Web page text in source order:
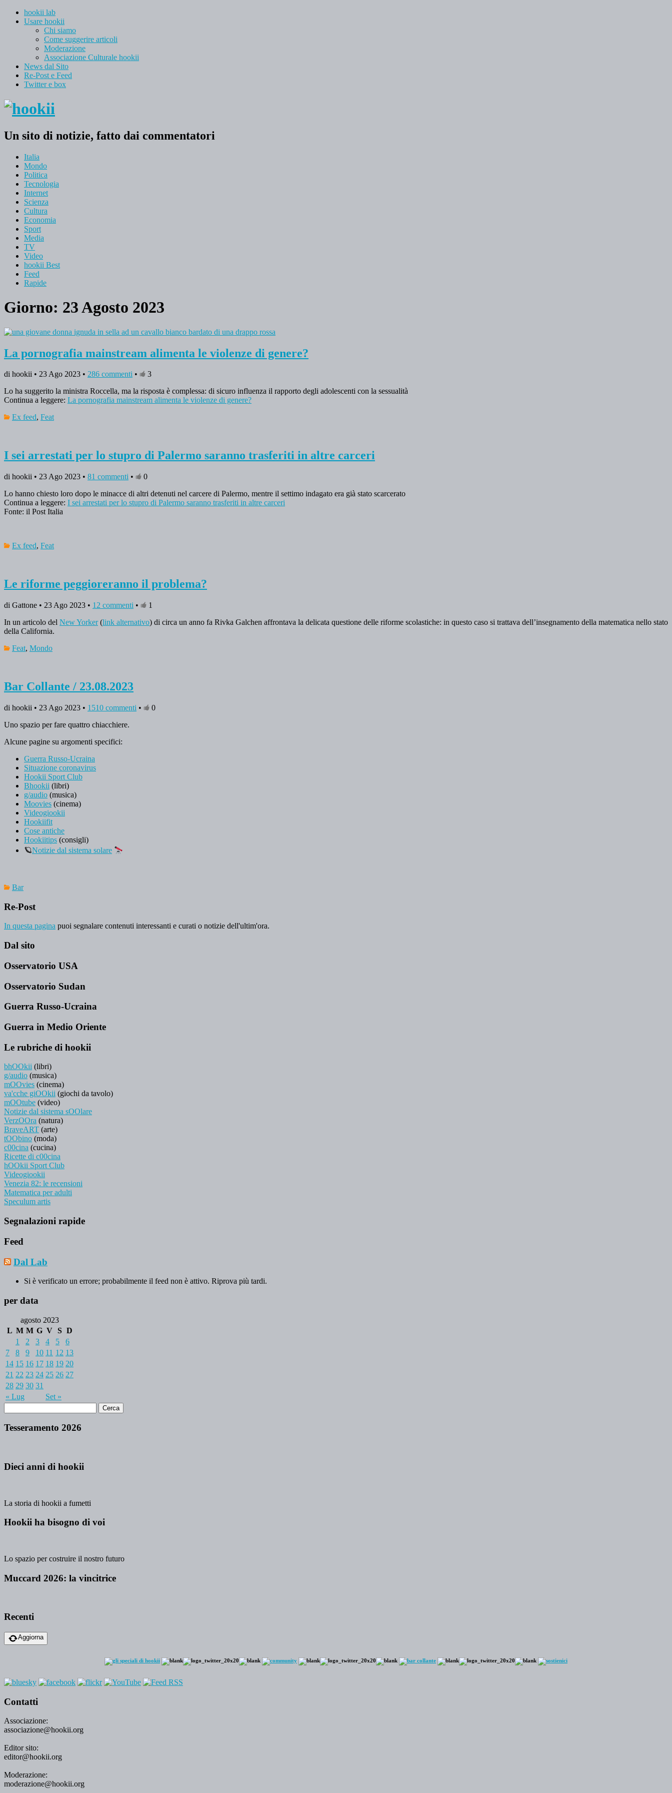
hookii lab
Usare hookii
Chi siamo
Come suggerire articoli
Moderazione
Associazione Culturale hookii
News dal Sito
Re-Post e Feed
Twitter e box
Un sito di notizie, fatto dai commentatori
Italia
Mondo
Politica
Tecnologia
Internet
Scienza
Cultura
Economia
Sport
Media
TV
Video
hookii Best
Feed
Rapide
Giorno: 23 Agosto 2023
La pornografia mainstream alimenta le violenze di genere?
di hookii • 23 Ago 2023 • 286 commenti •
3
Lo ha suggerito la ministra Roccella, ma la risposta è complessa: di sicuro influenza il rapporto degli adolescenti con la sessualità
Continua a leggere: La pornografia mainstream alimenta le violenze di genere?
Ex feed, Feat
I sei arrestati per lo stupro di Palermo saranno trasferiti in altre carceri
di hookii • 23 Ago 2023 • 81 commenti •
0
Lo hanno chiesto loro dopo le minacce di altri detenuti nel carcere di Palermo, mentre il settimo indagato era già stato scarcerato
Continua a leggere: I sei arrestati per lo stupro di Palermo saranno trasferiti in altre carceri
Fonte: il Post Italia
Ex feed, Feat
Le riforme peggioreranno il problema?
di Gattone • 23 Ago 2023 • 12 commenti •
1
In un articolo del New Yorker(link alternativo) di circa un anno fa Rivka Galchen affrontava la delicata questione delle riforme scolastiche: in questo caso si trattava dell’insegnamento della matematica nello stato
della California.
Feat, Mondo
Bar Collante / 23.08.2023
di hookii • 23 Ago 2023 • 1510 commenti •
0
Uno spazio per fare quattro chiacchiere.
Alcune pagine su argomenti specifici:
Guerra Russo-Ucraina
Situazione coronavirus
Hookii Sport Club
Bhookii (libri)
g/audio (musica)
Moovies (cinema)
Videogiookii
Hookiifit
Cose antiche
Hookiitips (consigli)
🪐Notizie dal sistema solare
Bar
Re-Post
In questa pagina puoi segnalare contenuti interessanti e curati o notizie dell'ultim'ora.
Dal sito
Osservatorio USA
Osservatorio Sudan
Guerra Russo-Ucraina
Guerra in Medio Oriente
Le rubriche di hookii
bhOOkii (libri)
g/audio (musica)
mOOvies (cinema)
va'cche giOOkii (giochi da tavolo)
mOOtube (video)
Notizie dal sistema sOOlare
VerzOOra (natura)
BraveART (arte)
tOObino (moda)
c00cina (cucina)
Ricette di c00cina
hOOkii Sport Club
Videogiookii
Venezia 82: le recensioni
Matematica per adulti
Speculum artis
Segnalazioni rapide
Feed
Dal Lab
Si è verificato un errore; probabilmente il feed non è attivo. Riprova più tardi.
per data
agosto 2023
L M M G V S D
« Lug Set »
1 2 3 4 5
6
7
8 9 10 11 12 13
14 15 16 17 18 19 20
21 22 23 24 25 26 27
28 29 30 31
Tesseramento 2026
Dieci anni di hookii
La storia di hookii a fumetti
Hookii ha bisogno di voi
Lo spazio per costruire il nostro futuro
Muccard 2026: la vincitrice
Recenti
Aggiorna
Contatti
Associazione:
associazione@hookii.org
Editor sito:
editor@hookii.org
Moderazione:
moderazione@hookii.org